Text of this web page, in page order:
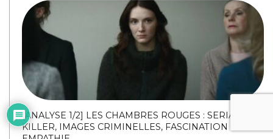
[ANALYSE 1/2] LES CHAMBRES ROUGES : SERIAL
KILLER, IMAGES CRIMINELLES, FASCINATION ET